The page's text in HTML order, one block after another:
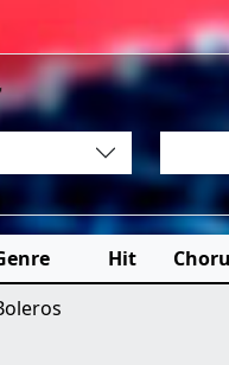
Hit